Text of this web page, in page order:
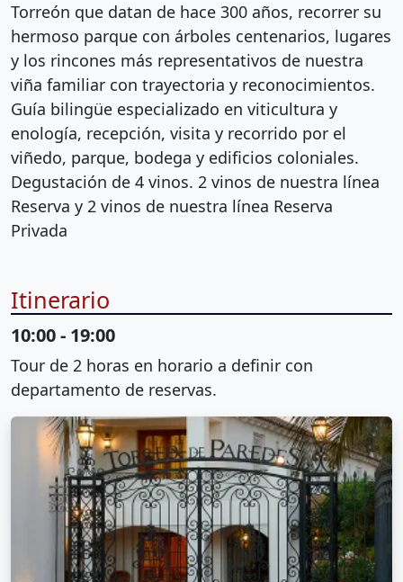
Torreón que datan de hace 300 años, recorrer su
hermoso parque con árboles centenarios, lugares
y los rincones más representativos de nuestra
viña familiar con trayectoria y reconocimientos.
Guía bilingüe especializado en viticultura y
enología, recepción, visita y recorrido por el
viñedo, parque, bodega y edificios coloniales.
Degustación de 4 vinos. 2 vinos de nuestra línea
Reserva y 2 vinos de nuestra línea Reserva
Privada
Itinerario
10:00 - 19:00
Tour de 2 horas en horario a definir con
departamento de reservas.